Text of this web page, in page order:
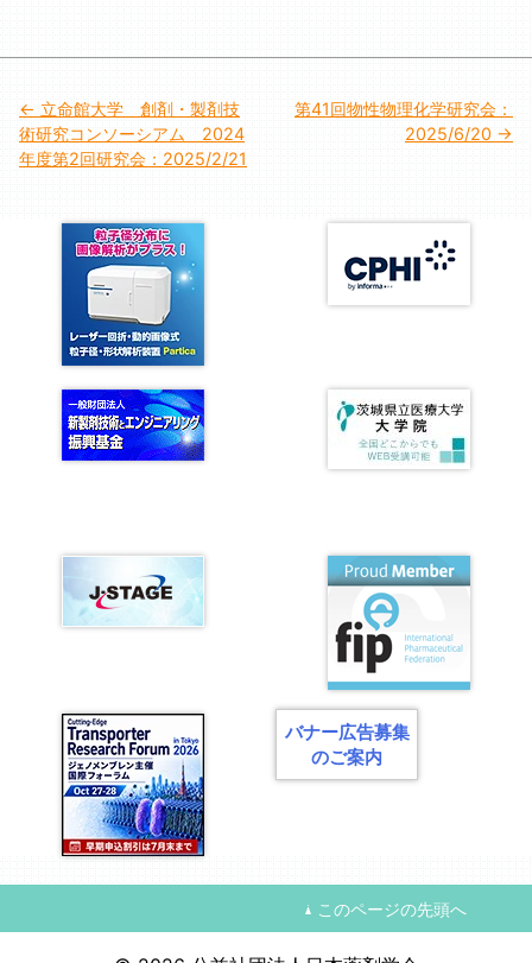
投
稿
立命館大学 創剤・製剤技
術研究コンソーシアム 2024
年度第2回研究会：2025/2/21
第41回物性物理化学研究会：
2025/6/20
バナー広告募集
のご案内
このページの先頭へ